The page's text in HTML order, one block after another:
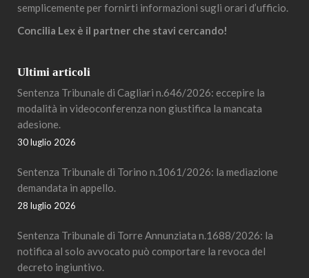
semplicemente per fornirti informazioni sugli orari d’ufficio.
Concilia Lex è il partner che stavi cercando!
Ultimi articoli
Sentenza Tribunale di Cagliari n.646/2026: eccepire la
modalità in videoconferenza non giustifica la mancata
adesione.
30 luglio 2026
Sentenza Tribunale di Torino n.1061/2026: la mediazione
demandata in appello.
28 luglio 2026
Sentenza Tribunale di Torre Annunziata n.1688/2026: la
notifica al solo avvocato può comportare la revoca del
decreto ingiuntivo.